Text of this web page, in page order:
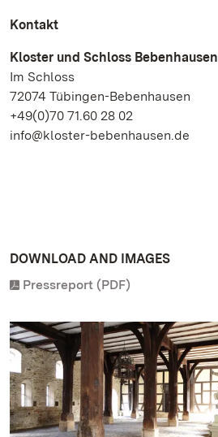
Kontakt
Kloster und Schloss Bebenhausen
Im Schloss
72074 Tübingen-Bebenhausen
+49(0)70 71.60 28 02
info@kloster-bebenhausen.de
DOWNLOAD AND IMAGES
Pressreport (PDF)